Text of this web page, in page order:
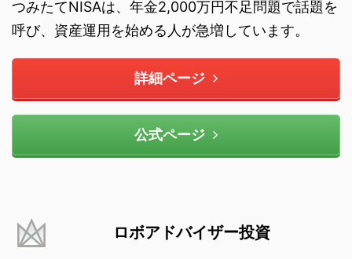
つみたてNISAは、年金2,000万円不足問題で話題を
呼び、資産運用を始める人が急増しています。
詳細ページ
公式ページ
ロボアドバイザー投資